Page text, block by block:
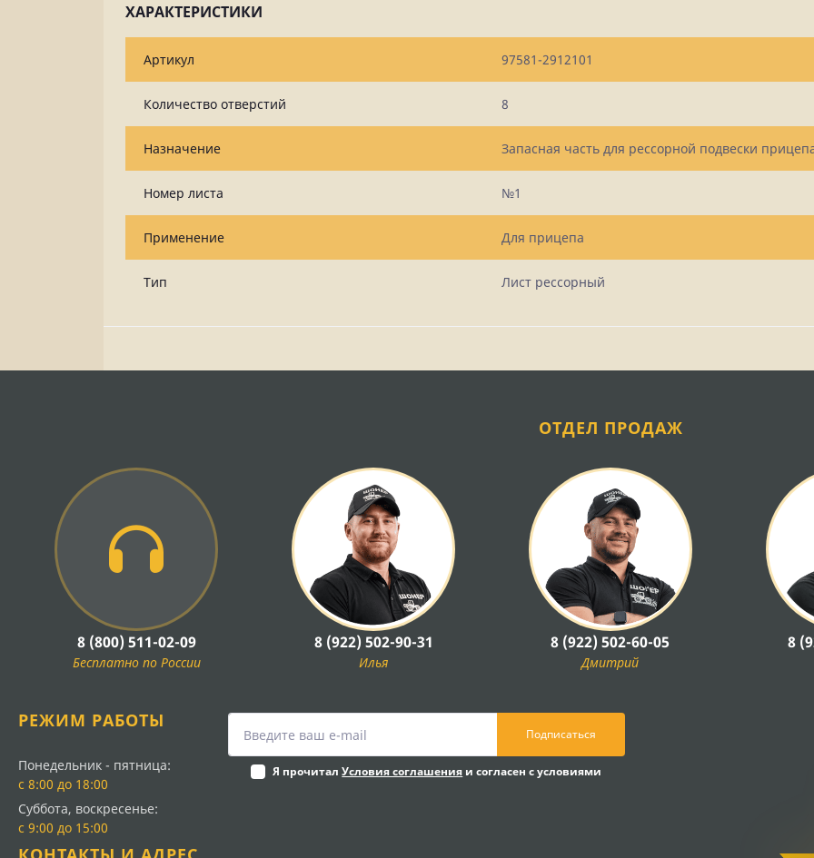
ХАРАКТЕРИСТИКИ
Артикул 97581-2912101
Количество отверстий 8
Назначение Запасная часть для рессорной подвески
Номер листа №1
Применение Для прицепа
Тип Лист рессорный
ОТДЕЛ ПРОДАЖ
8 (800) 511-02-09
Бесплатно по России
8 (922) 502-90-31
Илья
8 (922) 502-60-05
Дмитрий
8
РЕЖИМ РАБОТЫ
Понедельник - пятница:
с 8:00 до 18:00
Суббота, воскресенье:
с 9:00 до 15:00
Подписаться
Я прочиталУсловия соглашения и согласен с условиями